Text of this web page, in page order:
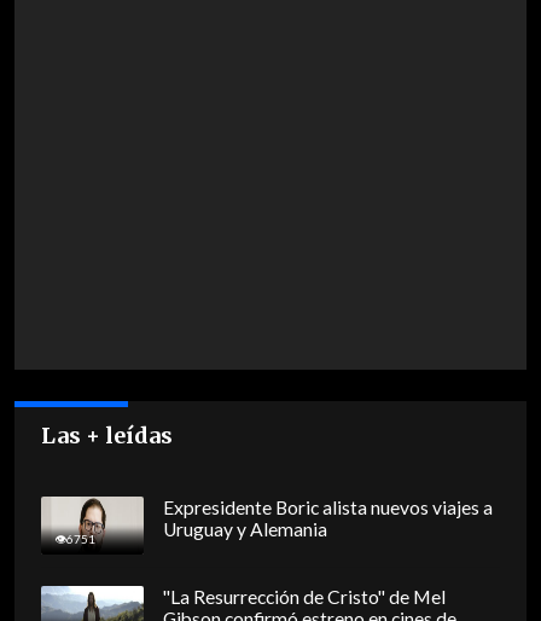
Las + leídas
6751
Expresidente Boric alista nuevos viajes a
Uruguay y Alemania
"La Resurrección de Cristo" de Mel